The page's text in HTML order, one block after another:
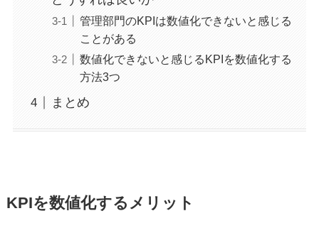
管理部門のKPIは数値化できないと感じる
ことがある
数値化できないと感じるKPIを数値化する
方法3つ
まとめ
KPIを数値化するメリット